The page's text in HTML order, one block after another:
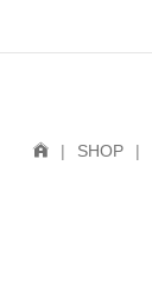
| SHOP |